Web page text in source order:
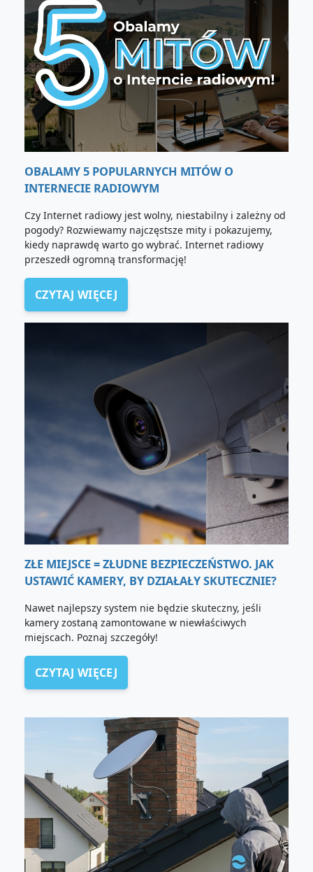
OBALAMY 5 POPULARNYCH MITÓW O
INTERNECIE RADIOWYM
Czy Internet radiowy jest wolny, niestabilny i zależny od
pogody? Rozwiewamy najczęstsze mity i pokazujemy,
kiedy naprawdę warto go wybrać. Internet radiowy
przeszedł ogromną transformację!
CZYTAJ WIĘCEJ
ZŁE MIEJSCE = ZŁUDNE BEZPIECZEŃSTWO. JAK
USTAWIĆ KAMERY, BY DZIAŁAŁY SKUTECZNIE?
Nawet najlepszy system nie będzie skuteczny, jeśli
kamery zostaną zamontowane w niewłaściwych
miejscach. Poznaj szczegóły!
CZYTAJ WIĘCEJ